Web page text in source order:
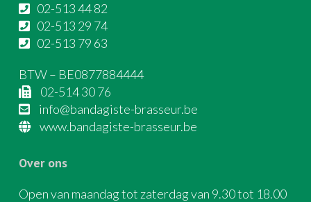
02-513 44 82
02-513 29 74
02-513 79 63
BTW – BE0877884444
02-514 30 76
info@bandagiste-brasseur.be
www.bandagiste-brasseur.be
Over ons
Open van maandag tot zaterdag van 9.30 tot 18.00